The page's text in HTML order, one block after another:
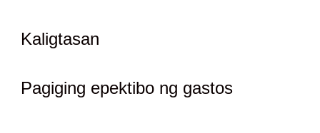
Kaligtasan
Pagiging epektibo ng gastos